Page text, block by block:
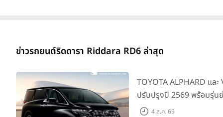
ข่าวรถยนต์ริดดารา Riddara RD6 ล่าสุด
TOYOTA ALPHARD และ
ปรับปรุงปี 2569 พร้อมรุ่น
SMART ราคาเริ่มต้น
4 ส.ค. 69